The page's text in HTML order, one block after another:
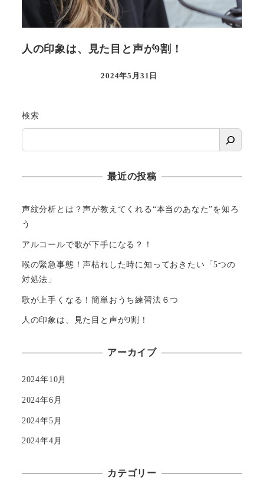
人の印象は、見た目と声が9割！
2024年5月31日
検索
最近の投稿
声紋分析とは？声が教えてくれる“本当のあなた”を知ろ
う
アルコールで歌が下手になる？！
喉の緊急事態！声枯れした時に知っておきたい「5つの
対処法」
歌が上手くなる！簡単おうち練習法６つ
人の印象は、見た目と声が9割！
アーカイブ
2024年10月
2024年6月
2024年5月
2024年4月
カテゴリー